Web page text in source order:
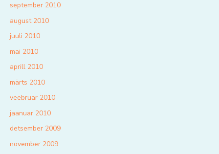
september 2010
august 2010
juuli 2010
mai 2010
aprill 2010
märts 2010
veebruar 2010
jaanuar 2010
detsember 2009
november 2009